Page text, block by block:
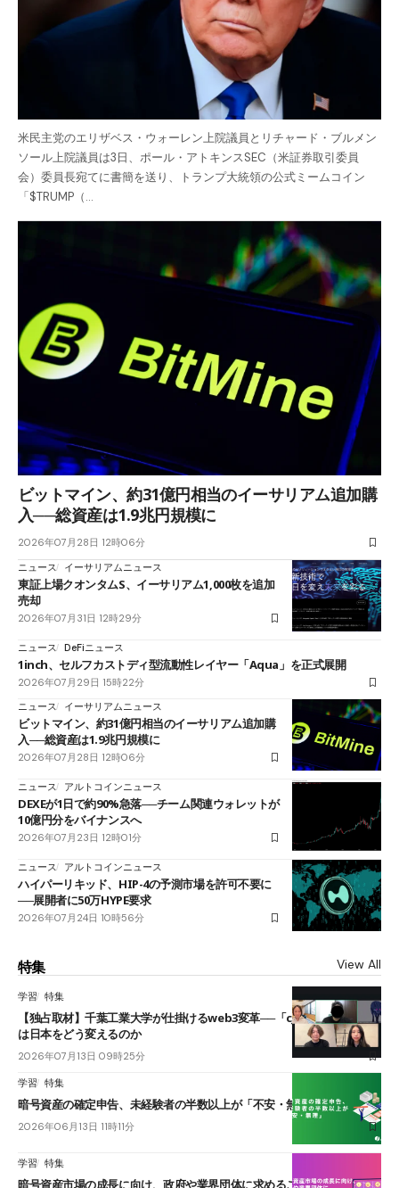
米民主党のエリザベス・ウォーレン上院議員とリチャード・ブルメン
ソール上院議員は3日、ポール・アトキンスSEC（米証券取引委員
会）委員長宛てに書簡を送り、トランプ大統領の公式ミームコイン
「$TRUMP（…
ビットマイン、約31億円相当のイーサリアム追加購
入──総資産は1.9兆円規模に
2026年07月28日 12時06分
ニュース
イーサリアムニュース
東証上場クオンタムS、イーサリアム1,000枚を追加
売却
2026年07月31日 12時29分
ニュース DeFiニュース
1inch、セルフカストディ型流動性レイヤー「Aqua」を正式展開
2026年07月29日 15時22分
ニュース
イーサリアムニュース
ビットマイン、約31億円相当のイーサリアム追加購
入──総資産は1.9兆円規模に
2026年07月28日 12時06分
ニュース アルトコインニュース
DEXEが1日で約90%急落──チーム関連ウォレットが
10億円分をバイナンスへ
2026年07月23日 12時01分
ニュース アルトコインニュース
ハイパーリキッド、HIP-4の予測市場を許可不要に
──展開者に50万HYPE要求
2026年07月24日 10時56分
特集 View All
学習 特集
【独占取材】千葉工業大学が仕掛けるweb3変革──「cJPY」とAIの融合
は日本をどう変えるのか
2026年07月13日 09時25分
学習 特集
暗号資産の確定申告、未経験者の半数以上が「不安・無理」
2026年06月13日 11時11分
学習 特集